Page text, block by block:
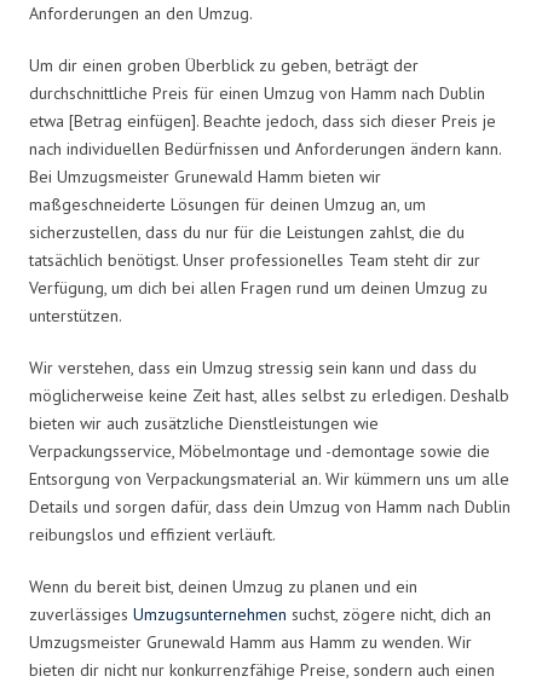
Anforderungen an den Umzug.
Um dir einen groben Überblick zu geben, beträgt der
durchschnittliche Preis für einen Umzug von Hamm nach Dublin
etwa [Betrag einfügen]. Beachte jedoch, dass sich dieser Preis je
nach individuellen Bedürfnissen und Anforderungen ändern kann.
Bei Umzugsmeister Grunewald Hamm bieten wir
maßgeschneiderte Lösungen für deinen Umzug an, um
sicherzustellen, dass du nur für die Leistungen zahlst, die du
tatsächlich benötigst. Unser professionelles Team steht dir zur
Verfügung, um dich bei allen Fragen rund um deinen Umzug zu
unterstützen.
Wir verstehen, dass ein Umzug stressig sein kann und dass du
möglicherweise keine Zeit hast, alles selbst zu erledigen. Deshalb
bieten wir auch zusätzliche Dienstleistungen wie
Verpackungsservice, Möbelmontage und -demontage sowie die
Entsorgung von Verpackungsmaterial an. Wir kümmern uns um alle
Details und sorgen dafür, dass dein Umzug von Hamm nach Dublin
reibungslos und effizient verläuft.
Wenn du bereit bist, deinen Umzug zu planen und ein
zuverlässiges Umzugsunternehmen suchst, zögere nicht, dich an
Umzugsmeister Grunewald Hamm aus Hamm zu wenden. Wir
bieten dir nicht nur konkurrenzfähige Preise, sondern auch einen